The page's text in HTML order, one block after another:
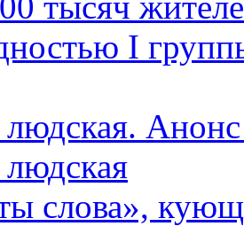
I
слова»,